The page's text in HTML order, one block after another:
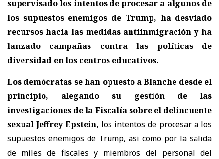
supervisado los intentos de procesar a algunos de
los supuestos enemigos de Trump, ha desviado
recursos hacia las medidas antiinmigración y ha
lanzado campañas contra las políticas de
diversidad en los centros educativos.
Los demócratas se han opuesto a Blanche desde el
principio, alegando su gestión de las
investigaciones de la Fiscalía sobre el delincuente
sexual Jeffrey Epstein, los intentos de procesar a los
supuestos enemigos de Trump, así como por la salida
de miles de fiscales y miembros del personal del